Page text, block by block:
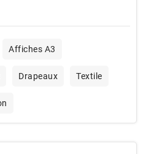
Affiches A3
Drapeaux Textile